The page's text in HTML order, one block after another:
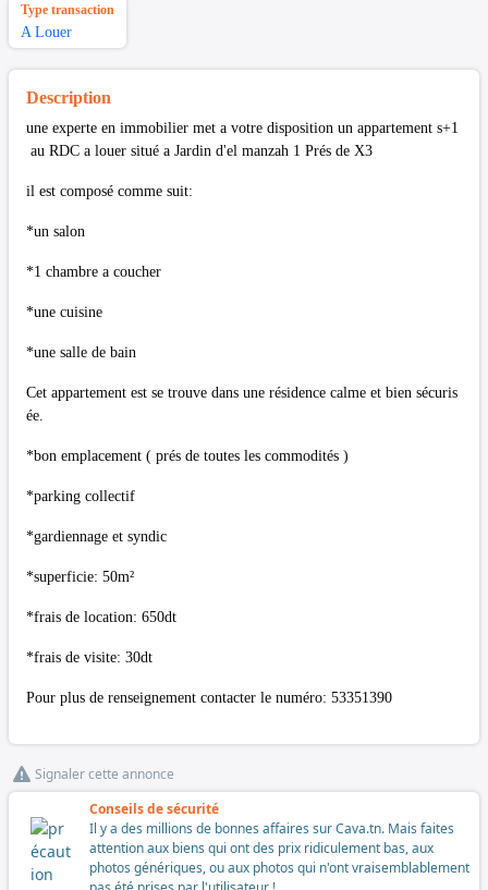
Type transaction
A Louer
Description
une experte en immobilier met a votre disposition un appartement s+1
au RDC a louer situé a Jardin d'el manzah 1 Prés de X3
il est composé comme suit:
*un salon
*1 chambre a coucher
*une cuisine
*une salle de bain
Cet appartement est se trouve dans une résidence calme et bien sécuris
ée.
*bon emplacement ( prés de toutes les commodités )
*parking collectif
*gardiennage et syndic
*superficie: 50m²
*frais de location: 650dt
*frais de visite: 30dt
Pour plus de renseignement contacter le numéro: 53351390
Signaler cette annonce
Conseils de sécurité
Il y a des millions de bonnes affaires sur Cava.tn. Mais faites
attention aux biens qui ont des prix ridiculement bas, aux
photos génériques, ou aux photos qui n'ont vraisemblablement